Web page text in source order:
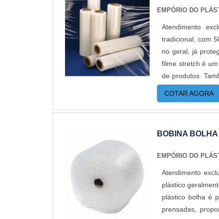
cm; 90 x 100
dos tipos de
disponível
grandes
Empório do
custos
até em pequenas
EMPÓRIO DO
Atendimento
tradicional, com
no geral, já
filme stretch é
de produtos.
indispensável
resistência
extremamente
seguros,
protege os
também é
otimizando
COTAR AGORA
BOBINA BOLHA
EMPÓRIO DO
Atendimento
plástico
plástico bolha é
prensadas,